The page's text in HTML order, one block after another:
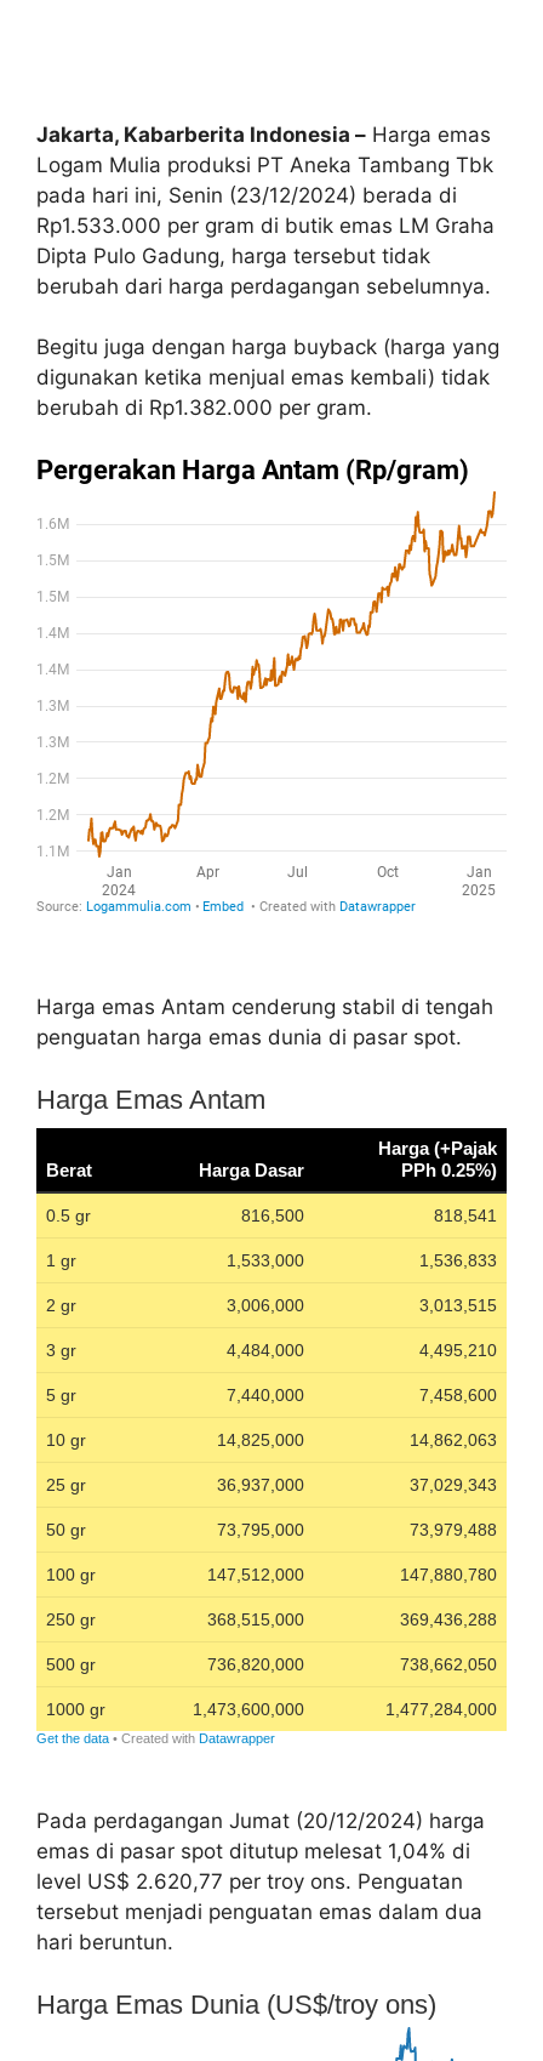
Jakarta, Kabarberita Indonesia – Harga emas
Logam Mulia produksi PT Aneka Tambang Tbk
pada hari ini, Senin (23/12/2024) berada di
Rp1.533.000 per gram di butik emas LM Graha
Dipta Pulo Gadung, harga tersebut tidak
berubah dari harga perdagangan sebelumnya.
Begitu juga dengan harga buyback (harga yang
digunakan ketika menjual emas kembali) tidak
berubah di Rp1.382.000 per gram.
Harga emas Antam cenderung stabil di tengah
penguatan harga emas dunia di pasar spot.
Pada perdagangan Jumat (20/12/2024) harga
emas di pasar spot ditutup melesat 1,04% di
level US$ 2.620,77 per troy ons. Penguatan
tersebut menjadi penguatan emas dalam dua
hari beruntun.